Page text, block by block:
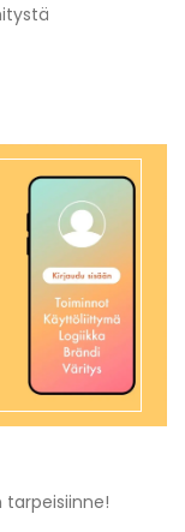
tarpeisiinne!